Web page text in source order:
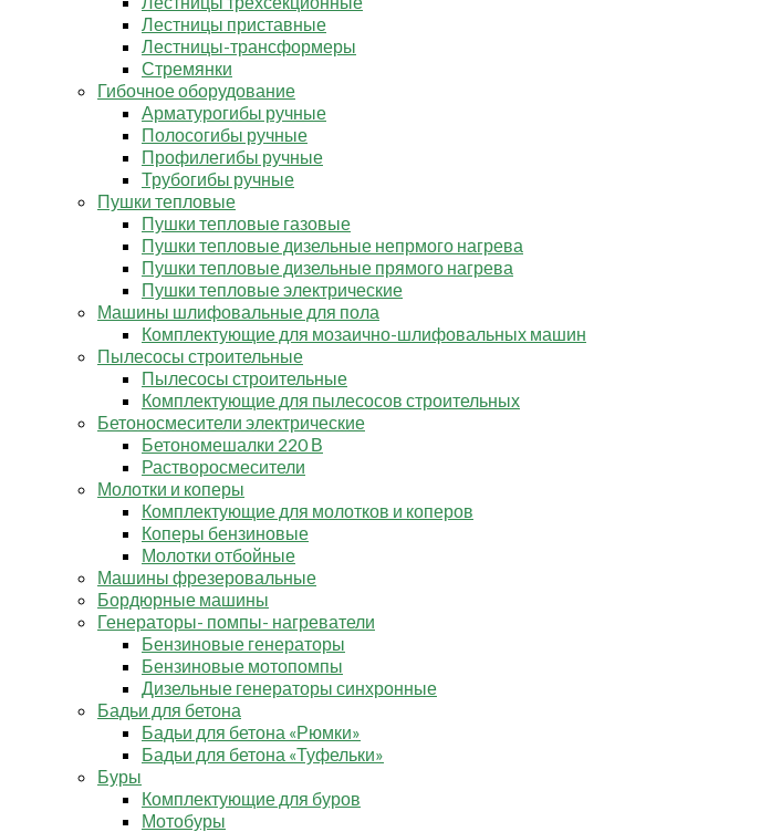
Лестницы приставные
Лестницы-трансформеры
Стремянки
Гибочное оборудование
Арматурогибы ручные
Полосогибы ручные
Профилегибы ручные
Трубогибы ручные
Пушки тепловые
Пушки тепловые газовые
Пушки тепловые дизельные непрмого нагрева
Пушки тепловые дизельные прямого нагрева
Пушки тепловые электрические
Машины шлифовальные для пола
Комплектующие для мозаично-шлифовальных машин
Пылесосы строительные
Пылесосы строительные
Комплектующие для пылесосов строительных
Бетоносмесители электрические
Бетономешалки 220 В
Растворосмесители
Молотки и коперы
Комплектующие для молотков и коперов
Коперы бензиновые
Молотки отбойные
Машины фрезеровальные
Бордюрные машины
Генераторы- помпы- нагреватели
Бензиновые генераторы
Бензиновые мотопомпы
Дизельные генераторы синхронные
Бадьи для бетона
Бадьи для бетона «Рюмки»
Бадьи для бетона «Туфельки»
Буры
Комплектующие для буров
Мотобуры